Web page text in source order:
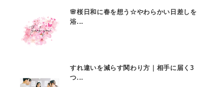
🌸桜日和に春を想う☆やわらかい日差しを
浴...
すれ違いを減らす関わり方｜相手に届く3
つ...